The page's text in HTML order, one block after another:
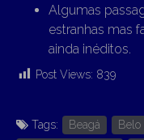
Algumas
estranhas mas
ainda inéditos.
Post Views: 839
Tags: Beagá